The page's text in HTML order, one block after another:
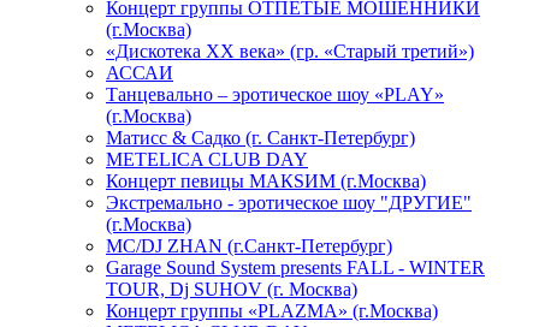
Концерт группы ОТПЕТЫЕ МОШЕННИКИ
(г.Москва)
«Дискотека ХХ века» (гр. «Старый третий»)
АССАИ
Танцевально – эротическое шоу «PLAY»
(г.Москва)
Матисс & Садко (г. Санкт-Петербург)
METELICA CLUB DAY
Концерт певицы МАКSИМ (г.Москва)
Экстремально - эротическое шоу "ДРУГИЕ"
(г.Москва)
МС/DJ ZHAN (г.Санкт-Петербург)
Garage Sound System presents FALL - WINTER
TOUR, Dj SUHOV (г. Москва)
Концерт группы «PLAZMA» (г.Москва)